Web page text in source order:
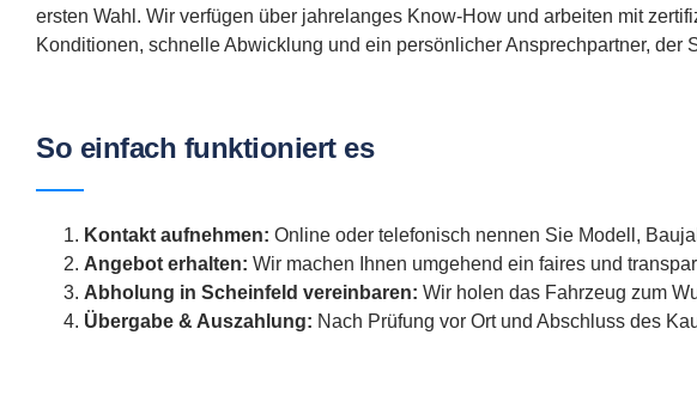
ersten Wahl. Wir verfügen über jahrelanges Know-How und arbeiten mit
Konditionen, schnelle Abwicklung und ein persönlicher Ansprechpartner, der
So einfach funktioniert es
Kontakt aufnehmen: Online oder telefonisch nennen Sie Modell,
Angebot erhalten: Wir machen Ihnen umgehend ein faires und
Abholung in Scheinfeld vereinbaren: Wir holen das Fahrzeug zum
Übergabe & Auszahlung: Nach Prüfung vor Ort und Abschluss des